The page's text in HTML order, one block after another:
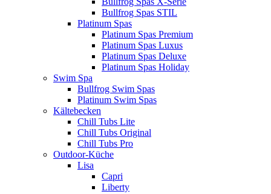
Bullfrog Spas STIL
Platinum Spas
Platinum Spas Premium
Platinum Spas Luxus
Platinum Spas Deluxe
Platinum Spas Holiday
Swim Spa
Bullfrog Swim Spas
Platinum Swim Spas
Kältebecken
Chill Tubs Lite
Chill Tubs Original
Chill Tubs Pro
Outdoor-Küche
Lisa
Capri
Liberty